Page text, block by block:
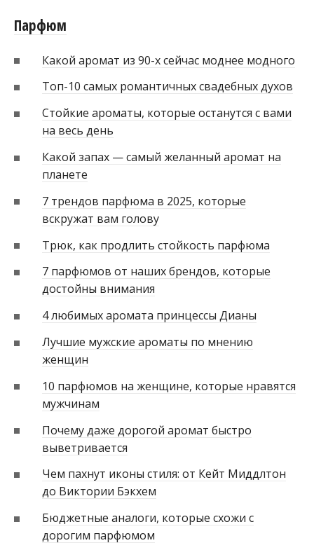
Парфюм
Какой аромат из 90-х сейчас моднее модного
Топ-10 самых романтичных свадебных духов
Стойкие ароматы, которые останутся с вами
на весь день
Какой запах — самый желанный аромат на
планете
7 трендов парфюма в 2025, которые
вскружат вам голову
Трюк, как продлить стойкость парфюма
7 парфюмов от наших брендов, которые
достойны внимания
4 любимых аромата принцессы Дианы
Лучшие мужские ароматы по мнению
женщин
10 парфюмов на женщине, которые нравятся
мужчинам
Почему даже дорогой аромат быстро
выветривается
Чем пахнут иконы стиля: от Кейт Миддлтон
до Виктории Бэкхем
Бюджетные аналоги, которые схожи с
дорогим парфюмом